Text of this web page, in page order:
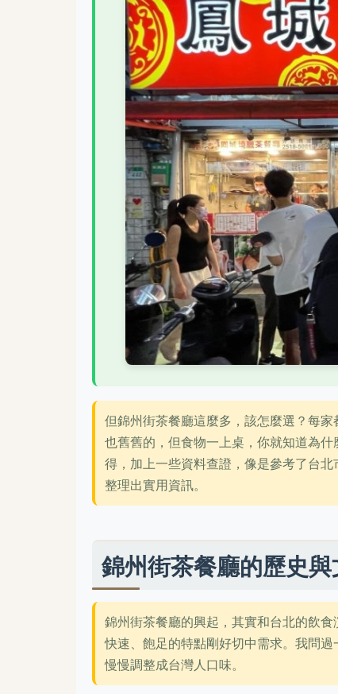
但錦州街茶餐廳這麼多，該怎麼選？每
也舊舊的，但食物一上桌，你就知道為
得，加上一些資料查證，像是參考了台
整理出實用資訊。
錦州街茶餐廳的歷史
錦州街茶餐廳的興起，其實和台北的飲
快速、飽足的特點剛好切中需求。我問
慢慢調整成台灣人口味。